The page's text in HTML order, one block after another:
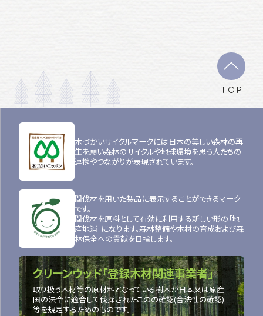
TOP
木づかいサイクルマークには日本の美しい森林の再
生を願い森林のサイクルや地球環境を思う人たちの
連携やつながりが表現されています。
間伐材を用いた製品に表示することができるマーク
です。
間伐材を原料として有効に利用する新しい形の「地
産地消」になります。森林整備や木材の育成および森
林保全への貢献を目指します。
クリーンウッド「登録木材関連事業者」
取り扱う木材等の原材料となっている樹木が日本又は原産
国の法令に適合して伐採されたこのの確認(合法性の確認)
等を規定するためのものです。